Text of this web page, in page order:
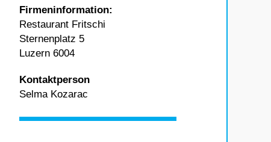
Firmeninformation:
Restaurant Fritschi
Sternenplatz 5
Luzern 6004
Kontaktperson
Selma Kozarac